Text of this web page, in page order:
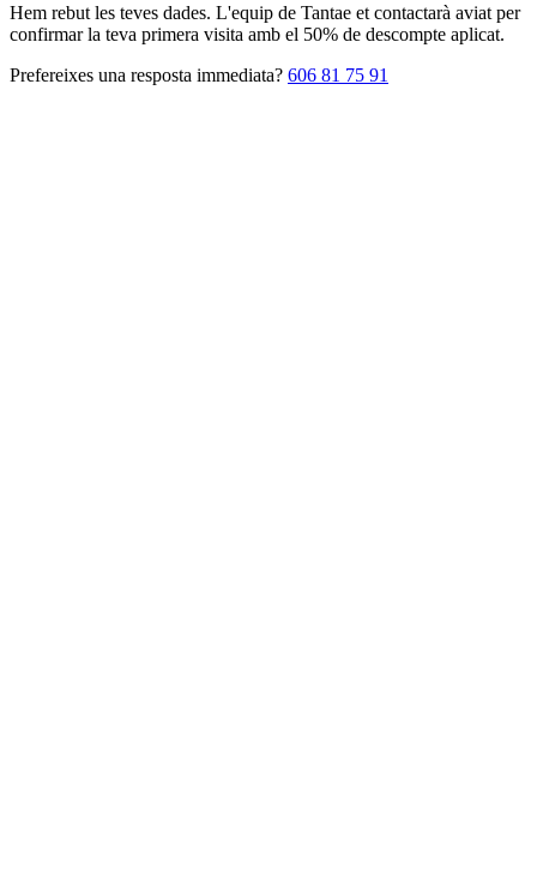
Hem rebut les teves dades. L'equip de Tantae et contactarà aviat per
confirmar la teva primera visita amb el 50% de descompte aplicat.
Prefereixes una resposta immediata? 606 81 75 91